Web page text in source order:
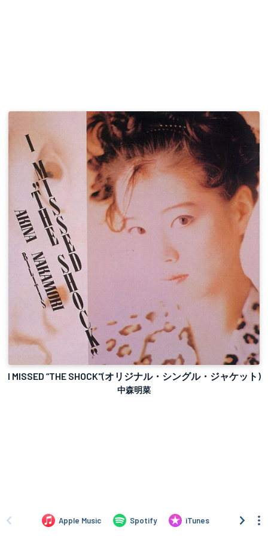
I MISSED “THE SHOCK"(オリジナル・シングル・ジャケット)
中森明菜
Apple Music Spotify iTunes